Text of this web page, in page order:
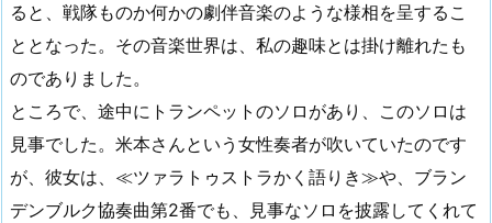
ると、戦隊ものか何かの劇伴音楽のような様相を呈するこ
ととなった。その音楽世界は、私の趣味とは掛け離れたも
のでありました。
ところで、途中にトランペットのソロがあり、このソロは
見事でした。米本さんという女性奏者が吹いていたのです
が、彼女は、≪ツァラトゥストラかく語りき≫や、ブラン
デンブルク協奏曲第2番でも、見事なソロを披露してくれて